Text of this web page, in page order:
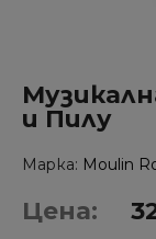
и Пилу
Марка Moulin
Цена: